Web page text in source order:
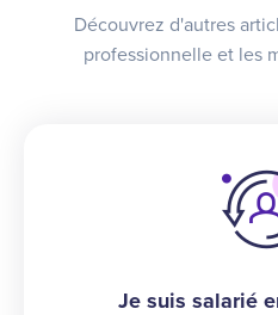
Découvrez d'autres
professionnelle et les
Je suis salarié